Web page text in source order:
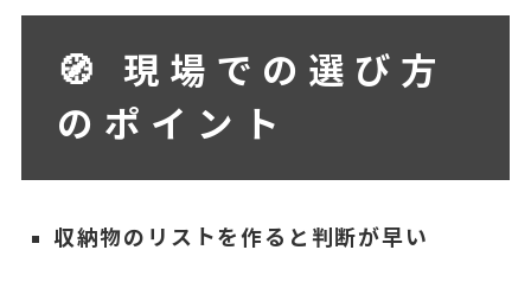
🧭 現場での選び方
のポイント
収納物のリストを作ると判断が早い